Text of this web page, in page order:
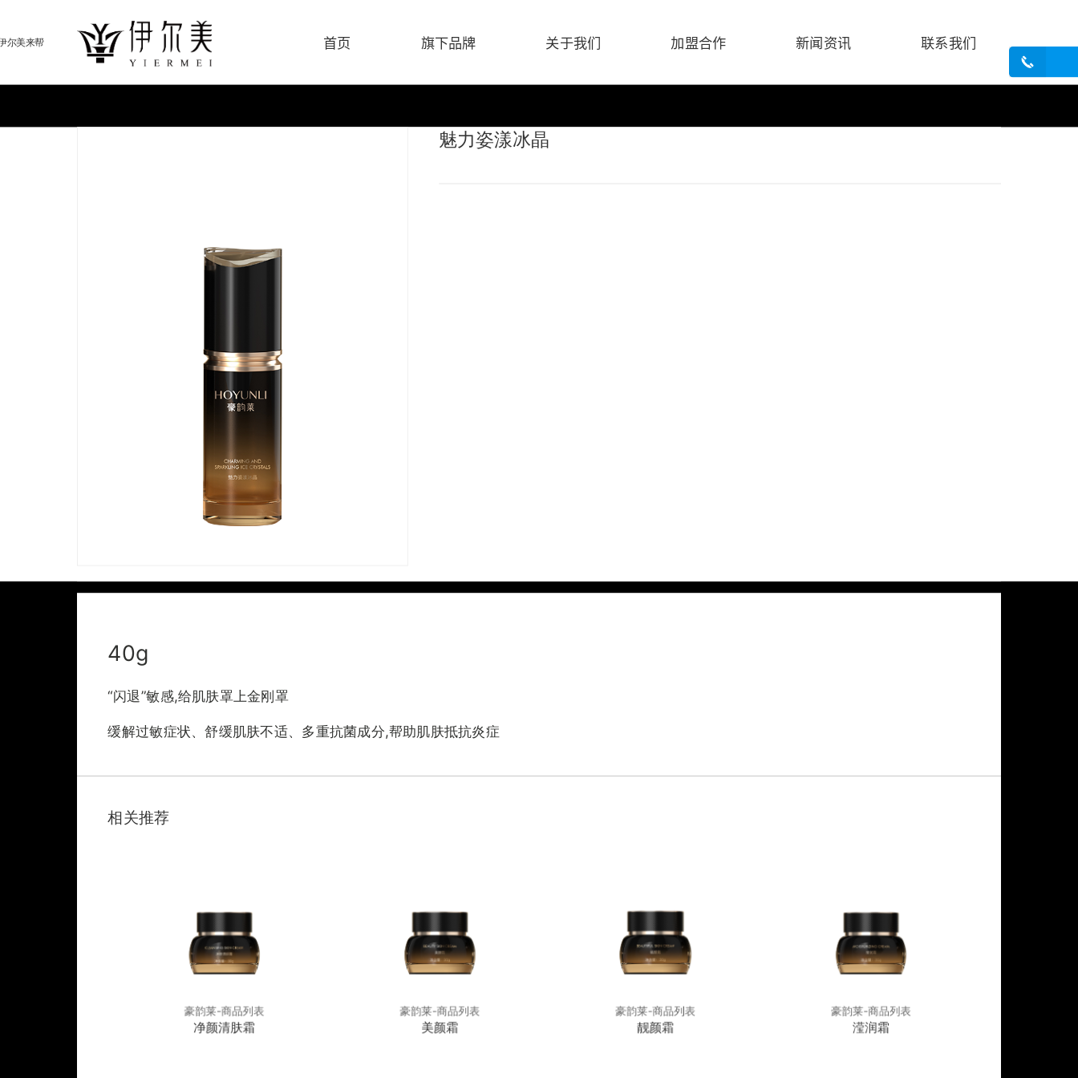
首页 旗下品牌 关于我们 加盟合作 新闻资讯 联系我们
尔美来帮
魅力姿漾冰晶
40g
“闪退”敏感,给肌肤罩上金刚罩
缓解过敏症状、舒缓肌肤不适、多重抗菌成分,帮助肌肤抵抗炎症
相关推荐
豪韵莱-商品列表
净颜清肤霜
豪韵莱-商品列表
美颜霜
豪韵莱-商品列表
靓颜霜
豪韵莱-商品列表
滢润霜